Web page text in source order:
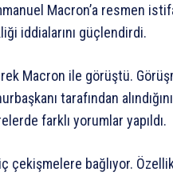
Macron’a resmen
iddialarını güçlendirdi.
Macron ile görüştü.
tarafından
farklı yorumlar yapıldı.
çekişmelere bağlıyor.